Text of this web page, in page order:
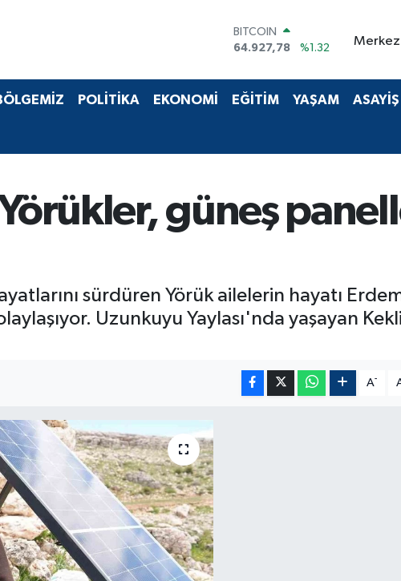
BITCOIN
64.927,78
%1.32
47,5894
%0.08
EURO
13.703
%11
Merkez
POLİTİKA EKONOMİ EĞİTİM YAŞAM ASAYİŞ
güneş
sürdüren Yörük ailelerin hayatı
Uzunkuyu Yaylası'nda yaşayan
A-